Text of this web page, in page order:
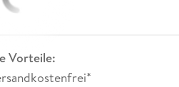
Vorteile: